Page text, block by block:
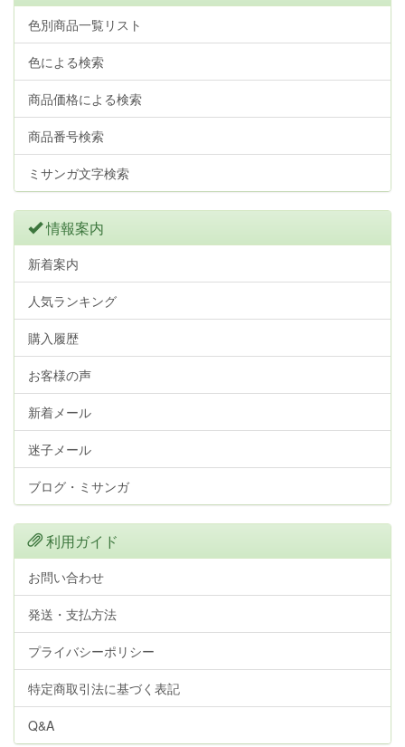
色別商品一覧リスト
色による検索
商品価格による検索
商品番号検索
ミサンガ文字検索
情報案内
新着案内
人気ランキング
購入履歴
お客様の声
新着メール
迷子メール
ブログ・ミサンガ
利用ガイド
お問い合わせ
発送・支払方法
プライバシーポリシー
特定商取引法に基づく表記
Q&A